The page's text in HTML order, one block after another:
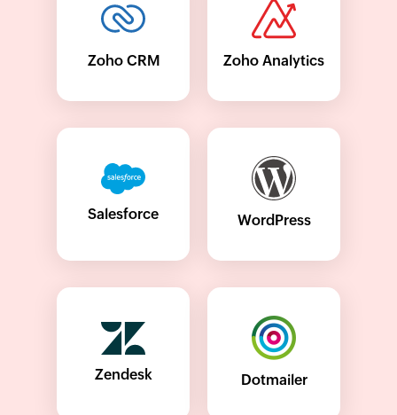
Zoho CRM Zoho Analytics
Salesforce WordPress
Zendesk Dotmailer